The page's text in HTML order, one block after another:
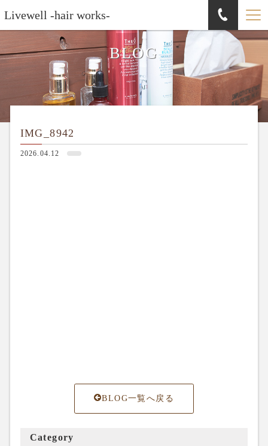
Livewell -hair works-
BLOG
IMG_8942
2026.04.12
BLOG一覧へ戻る
Category